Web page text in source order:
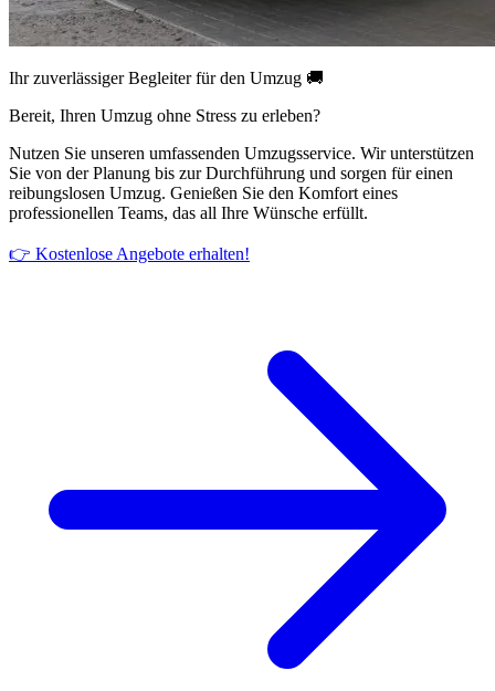
Ihr zuverlässiger Begleiter für den Umzug 🚚
Bereit, Ihren Umzug ohne Stress zu erleben?
Nutzen Sie unseren umfassenden Umzugsservice. Wir unterstützen
Sie von der Planung bis zur Durchführung und sorgen für einen
reibungslosen Umzug. Genießen Sie den Komfort eines
professionellen Teams, das all Ihre Wünsche erfüllt.
👉 Kostenlose Angebote erhalten!